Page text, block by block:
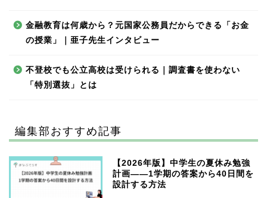
金融教育は何歳から？元国家公務員だからできる「お金
の授業」｜亜子先生インタビュー
不登校でも公立高校は受けられる｜調査書を使わない
「特別選抜」とは
編集部おすすめ記事
【2026年版】中学生の夏休み勉強
計画——1学期の答案から40日間を
設計する方法